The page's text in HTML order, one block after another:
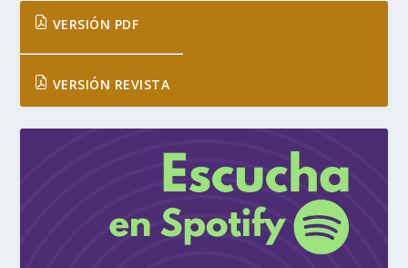
VERSIÓN PDF
VERSIÓN REVISTA